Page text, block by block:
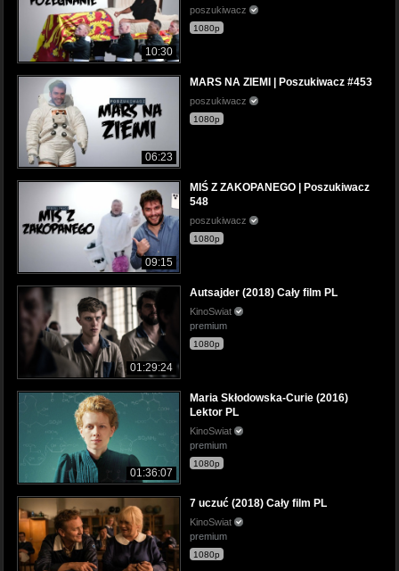
10:30
poszukiwacz
1080p
06:23
MARS NA ZIEMI | Poszukiwacz #453
poszukiwacz
1080p
09:15
MIŚ Z ZAKOPANEGO | Poszukiwacz
548
poszukiwacz
1080p
01:29:24
Autsajder (2018) Cały film PL
KinoSwiat
premium
1080p
01:36:07
Maria Skłodowska-Curie (2016)
Lektor PL
KinoSwiat
premium
1080p
7 uczuć (2018) Cały film PL
KinoSwiat
premium
1080p